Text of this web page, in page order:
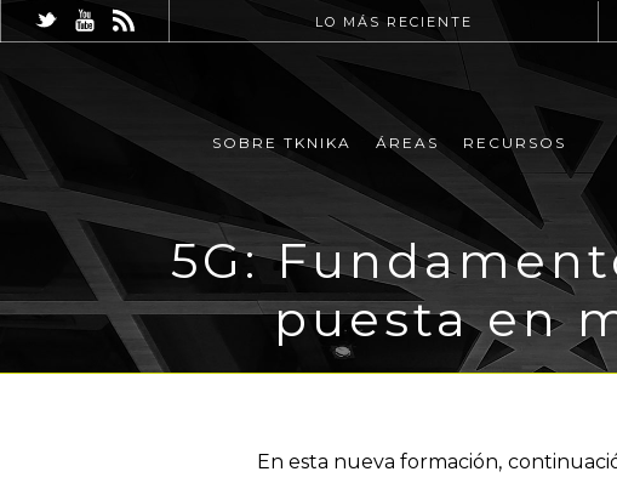
LO MÁS RECIENTE
SOBRE TKNIKA ÁREAS RECURSOS
5G:
puesta en
En esta nueva formación,